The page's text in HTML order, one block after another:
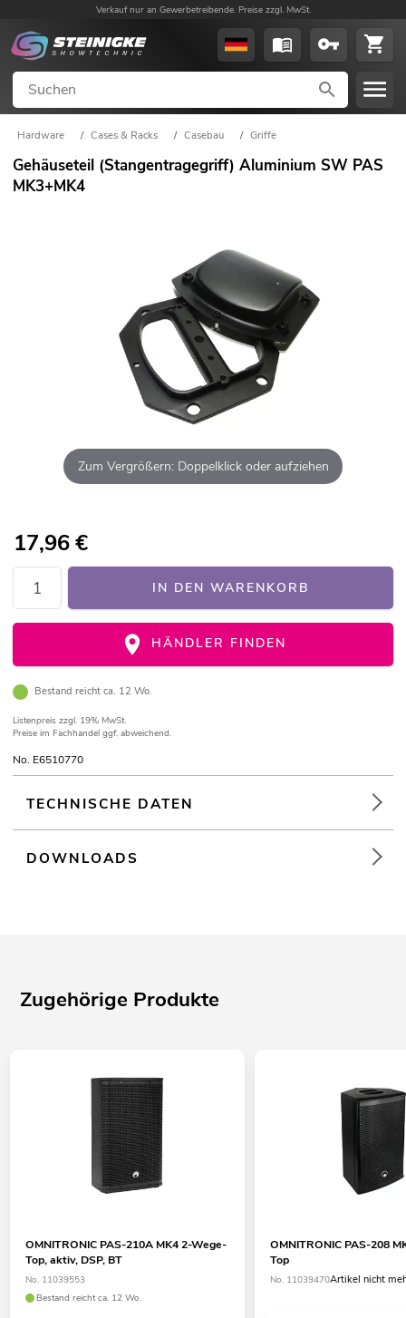
Verkauf nur an Gewerbetreibende. Preise zzgl. MwSt.
Hardware / Cases & Racks / Casebau / Griffe
Gehäuseteil (Stangentragegriff) Aluminium SW PAS
MK3+MK4
Zum Vergrößern: Doppelklick oder aufziehen
17,96€
IN DEN WARENKORB
HÄNDLER FINDEN
Bestand reicht ca. 12 Wo.
Listenpreis zzgl. 19% MwSt.
Preise im Fachhandel ggf. abweichend.
No. E6510770
TECHNISCHE DATEN
DOWNLOADS
Zugehörige Produkte
OMNITRONIC PAS-210A MK4 2-Wege-
Top, aktiv, DSP, BT
No. 11039553
Bestand reicht ca. 12 Wo.
OMNITRONIC PAS-208
Top
No. 11039470Artikel nicht